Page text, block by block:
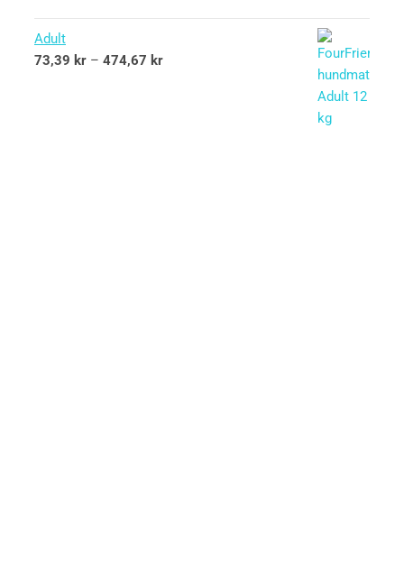
Adult
73,39 kr – 474,67 kr